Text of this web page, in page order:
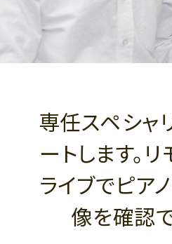
専任スペシャ
ートします。リ
ライブでピア
像を確認で